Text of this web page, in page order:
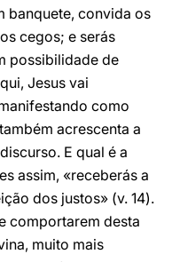
banquete, convida os
cegos; e serás
possibilidade de
Jesus vai
como
acrescenta a
E qual é a
assim, «receberás a
dos justos» (v. 14).
comportarem desta
muito mais